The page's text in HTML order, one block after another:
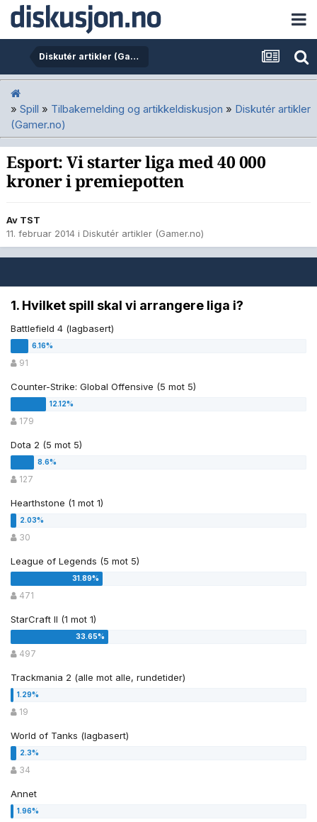
Diskutér artikler (Gamer.no)
» Spill » Tilbakemelding og artikkeldiskusjon » Diskutér artikler
(Gamer.no)
Esport: Vi starter liga med 40 000
kroner i premiepotten
Av TST
11. februar 2014 i Diskutér artikler (Gamer.no)
1. Hvilket spill skal vi arrangere liga i?
Battlefield 4 (lagbasert)
91
Counter-Strike: Global Offensive (5 mot 5)
179
Dota 2 (5 mot 5)
127
Hearthstone (1 mot 1)
30
League of Legends (5 mot 5)
471
StarCraft II (1 mot 1)
497
Trackmania 2 (alle mot alle, rundetider)
19
World of Tanks (lagbasert)
34
Annet